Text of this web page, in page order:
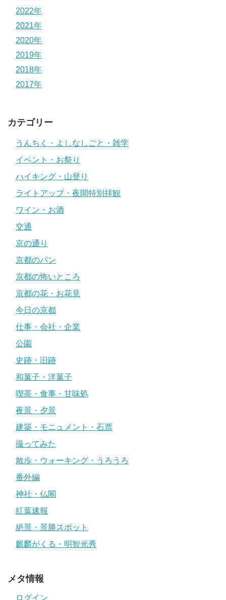
2022年
2021年
2020年
2019年
2018年
2017年
カテゴリー
うんちく・よしなしごと・雑学
イベント・お祭り
ハイキング・山登り
ライトアップ・夜間特別拝観
ワイン・お酒
交通
京の通り
京都のパン
京都の怖いところ
京都の花・お花見
今日の京都
仕事・会社・企業
公園
史跡・旧跡
和菓子・洋菓子
喫茶・食事・甘味処
夜景・夕景
建築・モニュメント・石票
撮ってみた
散歩・ウォーキング・うろうろ
番外編
神社・仏閣
紅葉速報
絶景・景勝スポット
麒麟がくる・明智光秀
メタ情報
ログイン